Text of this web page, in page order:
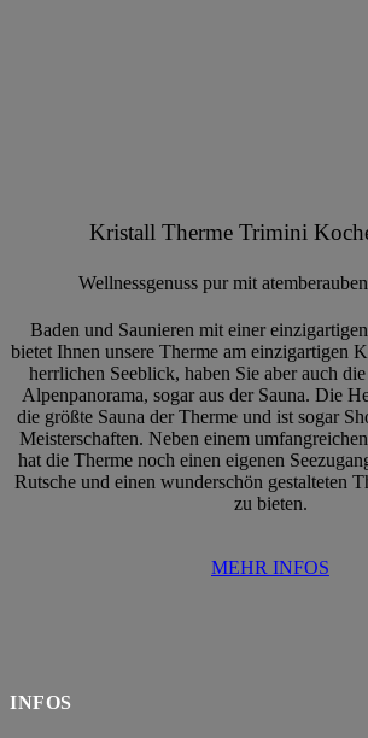
Kristall Therme Trimini
Wellnessgenuss pur mit
Baden und Saunieren mit einer
bietet Ihnen unsere Therme am einzigartigen
herrlichen Seeblick, haben Sie aber auch
Alpenpanorama, sogar aus der Sauna. Die
die größte Sauna der Therme und ist sogar
Meisterschaften. Neben einem
hat die Therme noch einen eigenen
Rutsche und einen wunderschön gestalteten
zu bieten.
MEHR INFOS
INFOS